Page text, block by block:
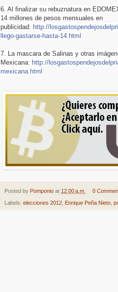
6. Al finalizar su rebuznatura en
14 millones de pesos mensuales en
publicidad: http://
llego-gastarse-hasta-14.html
7. La mascara de Salinas y otras
Mexicana: http://
mexicana.html
Posted by Pomponio at 12:00 a.m. 0
Labels: elecciones 2012 Enrique Peña Nieto